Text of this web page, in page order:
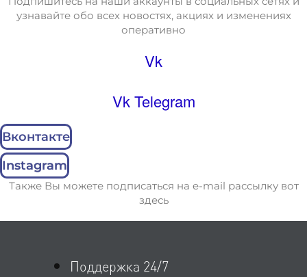
узнавайте обо всех новостях, акциях и изменениях
оперативно
Vk
Vk Telegram
Вконтакте
Instagram
Также Вы можете подписаться на e-mail рассылку вот
здесь
Поддержка 24/7